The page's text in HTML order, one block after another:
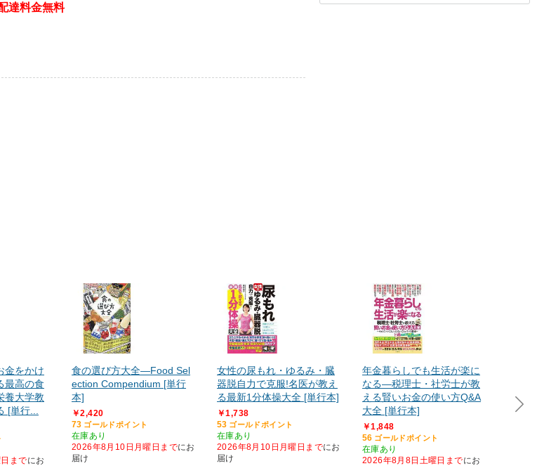
達料金無料
金をかけ
最高の食
養大学教
[単行...
までにお
食の選び方大全―Food Sel
ection Compendium [単行
本]
￥2,420
73 ゴールドポイント
在庫あり
2026年8月10日月曜日までにお
届け
女性の尿もれ・ゆるみ・臓
器脱自力で克服!名医が教え
る最新1分体操大全 [単行本]
￥1,738
53 ゴールドポイント
在庫あり
2026年8月10日月曜日までにお
届け
年金暮らしでも生活が楽に
なる―税理士・社労士が教
える賢いお金の使い方Q&A
大全 [単行本]
￥1,848
56 ゴールドポイント
在庫あり
2026年8月8日土曜日までにお
￥
56 ゴー